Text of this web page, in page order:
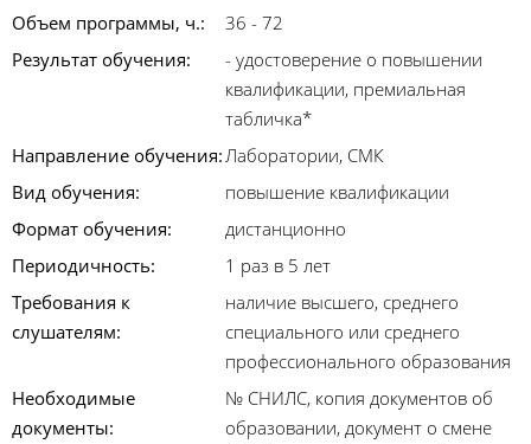
Объем программы, ч.:
36 - 72
Результат обучения:
- удостоверение о повышении
квалификации, премиальная
табличка*
Направление обучения:Лаборатории, СМК
Вид обучения:
повышение квалификации
Формат обучения:
дистанционно
Периодичность:
1 раз в 5 лет
Требования к
слушателям:
наличие высшего, среднего
специального или среднего
профессионального образования
Необходимые
документы:
№ СНИЛС, копия документов об
образовании, документ о смене